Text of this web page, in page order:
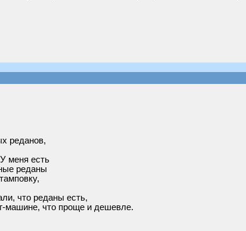
реданов,
меня есть
реданы
что реданы есть,
машине, что проще и дешевле.